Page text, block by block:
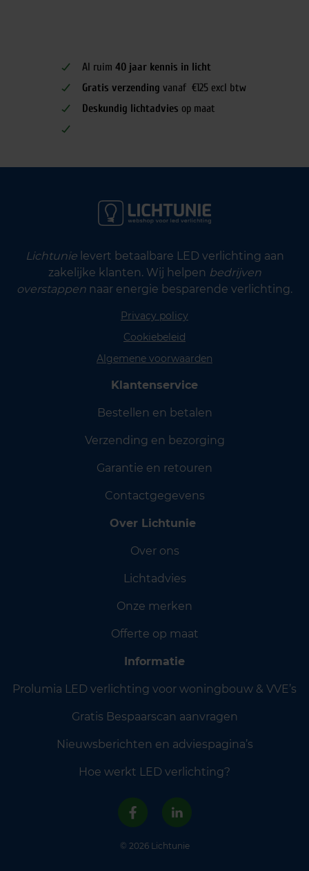
Al ruim 40 jaar kennis in licht
Gratis verzending vanaf €125 excl btw
Deskundig lichtadvies op maat
Lichtunielevert betaalbare LED verlichting aan
zakelijke klanten. Wij helpen bedrijven
overstappen naar energie besparende verlichting.
Privacy policy
Cookiebeleid
Algemene voorwaarden
Klantenservice
Bestellen en betalen
Verzending en bezorging
Garantie en retouren
Contactgegevens
Over Lichtunie
Over ons
Lichtadvies
Onze merken
Offerte op maat
Informatie
Prolumia LED verlichting voor woningbouw & VVE’s
Gratis Bespaarscan aanvragen
Nieuwsberichten en adviespagina’s
Hoe werkt LED verlichting?
© 2026 Lichtunie